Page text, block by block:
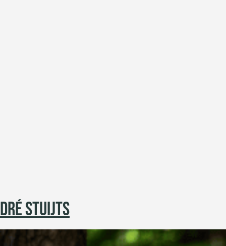
DRÉ STUIJTS